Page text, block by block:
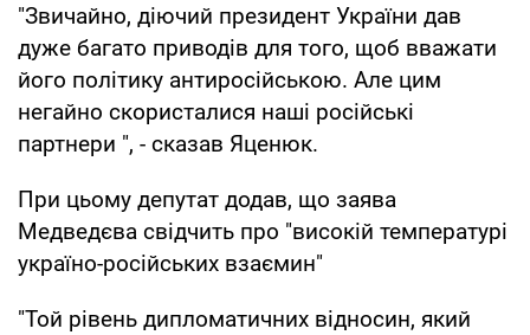
"Звичайно, діючий президент України дав
дуже багато приводів для того, щоб вважати
його політику антиросійською. Але цим
негайно скористалися наші російські
партнери ", - сказав Яценюк.
При цьому депутат додав, що заява
Медведєва свідчить про "високій температурі
україно-російських взаємин"
"Той рівень дипломатичних відносин, який